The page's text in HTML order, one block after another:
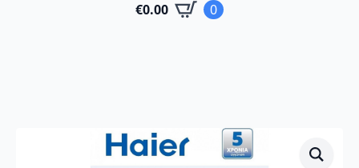
for:
€0.00 0